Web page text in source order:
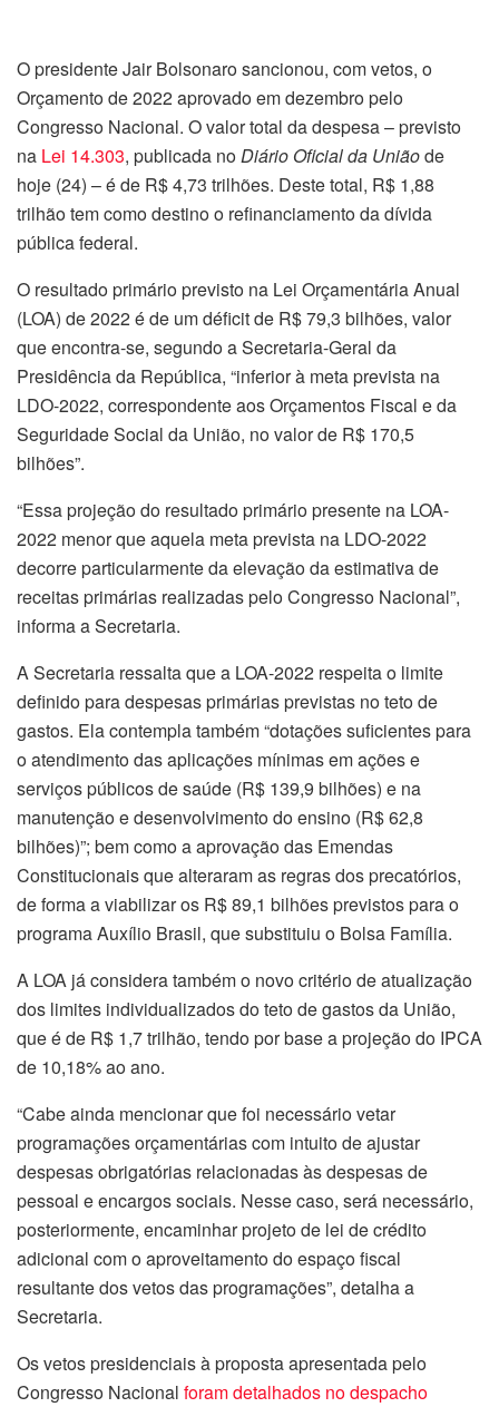
O presidente Jair Bolsonaro sancionou, com vetos, o
Orçamento de 2022 aprovado em dezembro pelo
Congresso Nacional. O valor total da despesa – previsto
na Lei 14.303, publicada noDiário Oficial da Uniãode
hoje (24) – é de R$ 4,73 trilhões. Deste total, R$ 1,88
trilhão tem como destino o refinanciamento da dívida
pública federal.
O resultado primário previsto na Lei Orçamentária Anual
(LOA) de 2022 é de um déficit de R$ 79,3 bilhões, valor
que encontra-se, segundo a Secretaria-Geral da
Presidência da República, “inferior à meta prevista na
LDO-2022, correspondente aos Orçamentos Fiscal e da
Seguridade Social da União, no valor de R$ 170,5
bilhões”.
“Essa projeção do resultado primário presente na LOA-
2022 menor que aquela meta prevista na LDO-2022
decorre particularmente da elevação da estimativa de
receitas primárias realizadas pelo Congresso Nacional”,
informa a Secretaria.
A Secretaria ressalta que a LOA-2022 respeita o limite
definido para despesas primárias previstas no teto de
gastos. Ela contempla também “dotações suficientes para
o atendimento das aplicações mínimas em ações e
serviços públicos de saúde (R$ 139,9 bilhões) e na
manutenção e desenvolvimento do ensino (R$ 62,8
bilhões)”; bem como a aprovação das Emendas
Constitucionais que alteraram as regras dos precatórios,
de forma a viabilizar os R$ 89,1 bilhões previstos para o
programa Auxílio Brasil, que substituiu o Bolsa Família.
A LOA já considera também o novo critério de atualização
dos limites individualizados do teto de gastos da União,
que é de R$ 1,7 trilhão, tendo por base a projeção do IPCA
de 10,18% ao ano.
“Cabe ainda mencionar que foi necessário vetar
programações orçamentárias com intuito de ajustar
despesas obrigatórias relacionadas às despesas de
pessoal e encargos sociais. Nesse caso, será necessário,
posteriormente, encaminhar projeto de lei de crédito
adicional com o aproveitamento do espaço fiscal
resultante dos vetos das programações”, detalha a
Secretaria.
Os vetos presidenciais à proposta apresentada pelo
Congresso Nacional foram detalhados no despacho